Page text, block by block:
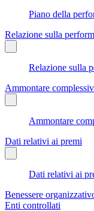
Piano della
Relazione sulla
Relazione sulla
Ammontare
Ammontare
Dati relativi ai premi
Dati relativi ai
Benessere
Enti controllati